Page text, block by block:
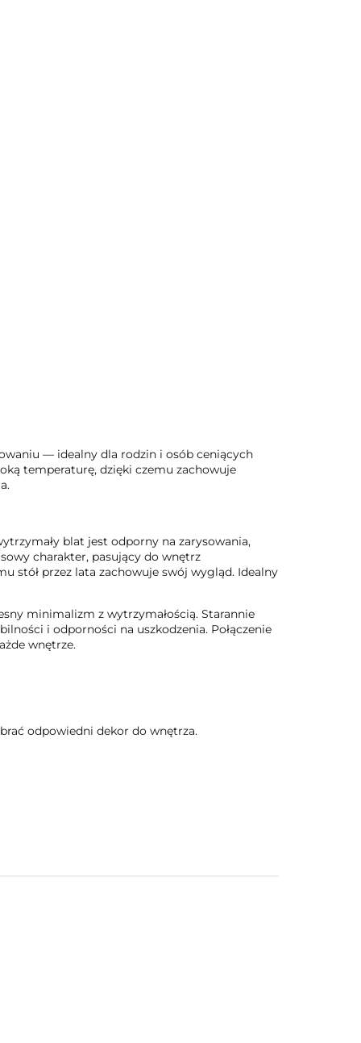
— idealny dla rodzin i osób ceniących
temperaturę, dzięki czemu zachowuje
blat jest odporny na zarysowania,
charakter, pasujący do wnętrz
stół przez lata zachowuje swój wygląd. Idealny
minimalizm z wytrzymałością. Starannie
i odporności na uszkodzenia. Połączenie
wnętrze.
odpowiedni dekor do wnętrza.